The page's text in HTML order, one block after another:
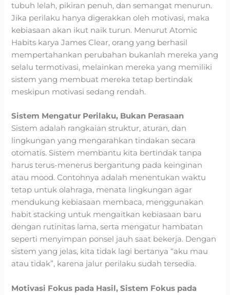
tubuh lelah, pikiran penuh, dan semangat menurun.
Jika perilaku hanya digerakkan oleh motivasi, maka
kebiasaan akan ikut naik turun. Menurut Atomic
Habits karya James Clear, orang yang berhasil
mempertahankan perubahan bukanlah mereka yang
selalu termotivasi, melainkan mereka yang memiliki
sistem yang membuat mereka tetap bertindak
meskipun motivasi sedang rendah.
Sistem Mengatur Perilaku, Bukan Perasaan
Sistem adalah rangkaian struktur, aturan, dan
lingkungan yang mengarahkan tindakan secara
otomatis. Sistem membantu kita bertindak tanpa
harus terus-menerus bergantung pada keinginan
atau mood. Contohnya adalah menentukan waktu
tetap untuk olahraga, menata lingkungan agar
mendukung kebiasaan membaca, menggunakan
habit stacking untuk mengaitkan kebiasaan baru
dengan rutinitas lama, serta mengatur hambatan
seperti menyimpan ponsel jauh saat bekerja. Dengan
sistem yang jelas, kita tidak lagi bertanya “aku mau
atau tidak”, karena jalur perilaku sudah tersedia.
Motivasi Fokus pada Hasil, Sistem Fokus pada